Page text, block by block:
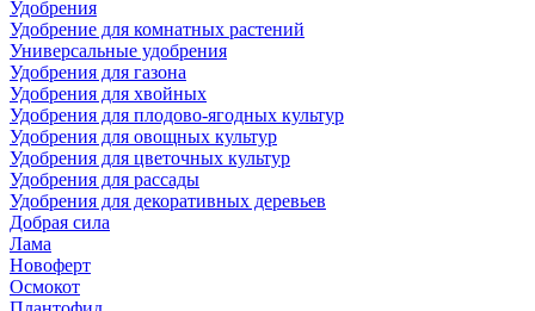
Удобрения
Удобрение для комнатных растений
Универсальные удобрения
Удобрения для газона
Удобрения для хвойных
Удобрения для плодово-ягодных культур
Удобрения для овощных культур
Удобрения для цветочных культур
Удобрения для рассады
Удобрения для декоративных деревьев
Добрая сила
Лама
Новоферт
Осмокот